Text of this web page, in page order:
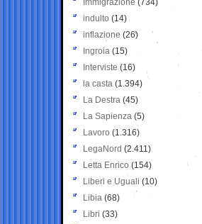
Immigrazione (734)
indulto (14)
inflazione (26)
Ingroia (15)
Interviste (16)
la casta (1.394)
La Destra (45)
La Sapienza (5)
Lavoro (1.316)
LegaNord (2.411)
Letta Enrico (154)
Liberi e Uguali (10)
Libia (68)
Libri (33)